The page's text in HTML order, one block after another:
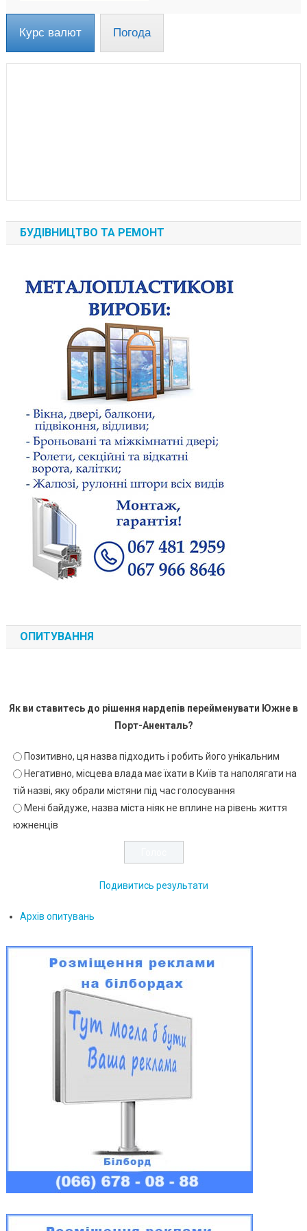
Курс валют Погода
БУДІВНИЦТВО ТА РЕМОНТ
ОПИТУВАННЯ
Як ви ставитесь до рішення нардепів перейменувати Южне в
Порт-Аненталь?
Позитивно, ця назва підходить і робить його унікальним
Негативно, місцева влада має їхати в Київ та наполягати на
тій назві, яку обрали містяни під час голосування
Мені байдуже, назва міста ніяк не вплине на рівень життя
южненців
Подивитись результати
Архів опитувань